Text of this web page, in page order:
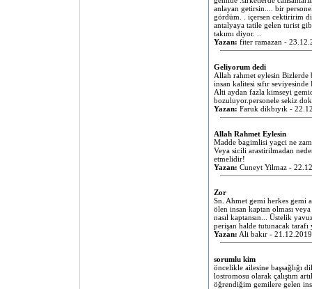
anlayan getirsin.... bir
gördüm. . içersen cektiririm
antalyaya tatile gelen turist
takımı diyor. ..
Yazan: fiter ramazan -
Geliyorum dedi
Allah rahmet eylesin Bizlerde
insan kalitesi sıfır
Alti aydan fazla kimseyi
bozuluyor.personele sekiz
Yazan: Faruk dikbıyık -
Allah Rahmet Eylesin
Madde bagimlisi yagci ne
Veya sicili arastirilmadan
etmelidir!
Yazan: Cuneyt Yilmaz -
Zor
Sn. Ahmet gemi herkes gemi
ölen insan kaptan olması
nasıl kaptansın... Üstelik
perişan halde tutunacak tarafı
Yazan: Ali bakır -
sorumlu kim
öncelikle ailesine başsağlığı
lostromosu olarak çalıştım
öğrendiğim gemilere gelen